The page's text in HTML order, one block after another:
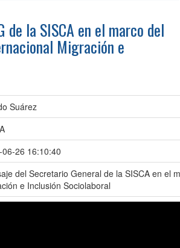
de la SISCA en el marco del
Migración e
Suárez
26 16:10:40
del Secretario General de la SISCA en el
e Inclusión Sociolaboral